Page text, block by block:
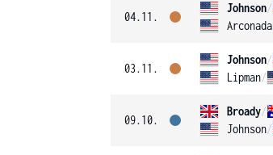
04.11.
Johnson/
Arconada
03.11.
Johnson/
Lipman/
09.10.
Broady/
Johnson/